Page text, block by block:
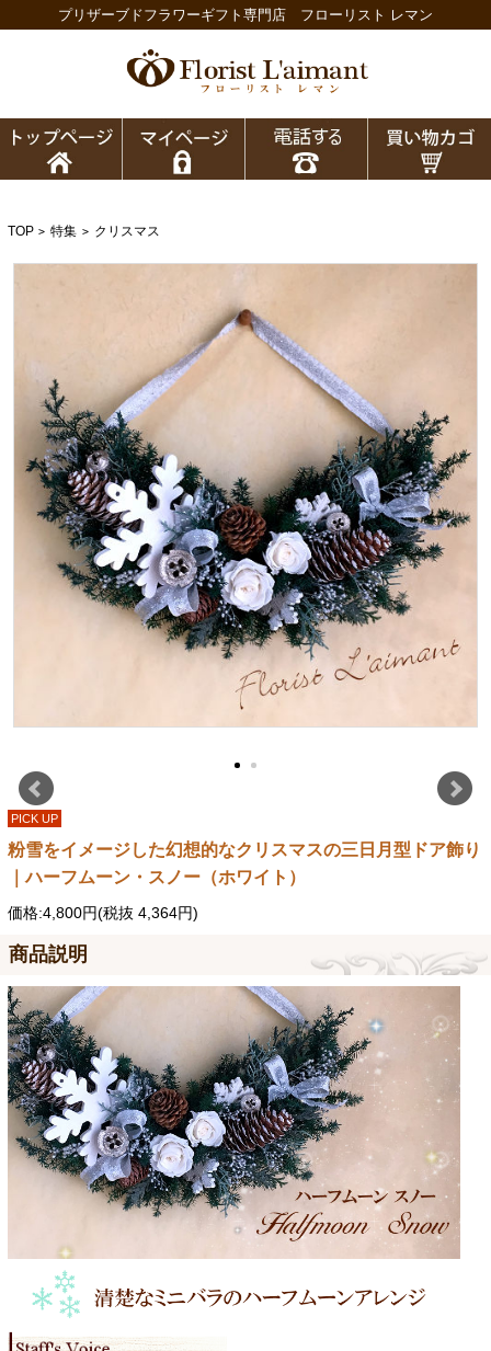
プリザーブドフラワーギフト専門店 フローリスト レマン
TOP > 特集 > クリスマス
PICK UP
粉雪をイメージした幻想的なクリスマスの三日月型ドア飾り
｜ハーフムーン・スノー（ホワイト）
価格:4,800円(税抜 4,364円)
商品説明